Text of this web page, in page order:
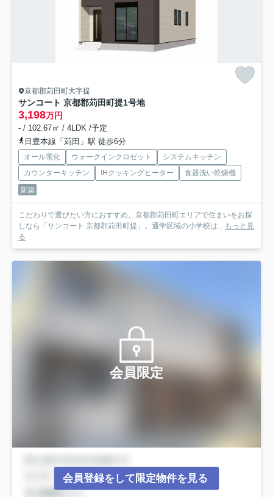
京都郡苅田町大字提
サンコート 京都郡苅田町提1号地
3,198万円
- / 102.67㎡ / 4LDK /予定
日豊本線「苅田」駅 徒歩6分
オール電化 ウォークインクロゼット
システムキッチン
カウンターキッチン
IHクッキングヒーター
食器洗い乾燥機
新築
こだわりで選びたい方におすすめ。京都郡苅田町エリアで住まいをお探
しなら「サンコート 京都郡苅田町提」。通学区域の小学校は... もっと見
る
会員限定
会員登録をして限定物件を見る